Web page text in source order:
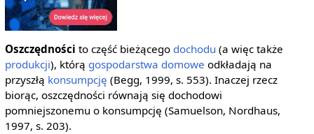
Oszczędności to część bieżącego dochodu (a więc także
produkcji), którą gospodarstwa domowe odkładają na
przyszłą konsumpcję (Begg, 1999, s. 553). Inaczej rzecz
biorąc, oszczędności równają się dochodowi
pomniejszonemu o konsumpcję (Samuelson, Nordhaus,
1997, s. 203).